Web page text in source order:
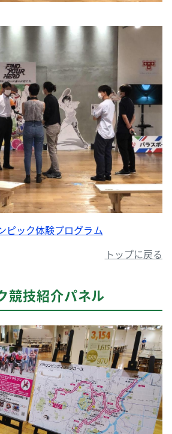
ピック体験プログラム
トップに戻る
競技紹介パネル